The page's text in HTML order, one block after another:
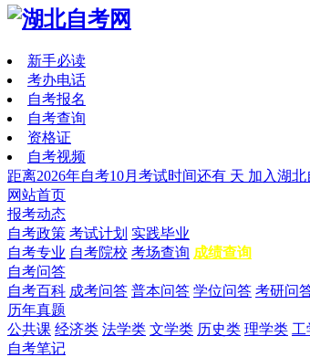
新手必读
考办电话
自考报名
自考查询
资格证
自考视频
距离2026年自考10月考试时间还有 天 加入湖
网站首页
报考动态
自考政策 考试计划 实践毕业
自考专业 自考院校 考场查询 成绩查询
自考问答
自考百科 成考问答 普本问答 学位问答 考研问
历年真题
公共课 经济类 法学类 文学类 历史类 理学类 工
自考笔记